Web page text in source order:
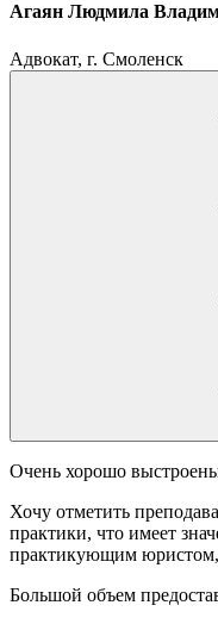
Агаян Людмила
Адвокат, г. Смоленск
Очень хорошо
Хочу отметить
практики, что имеет
практикующим
Большой объем